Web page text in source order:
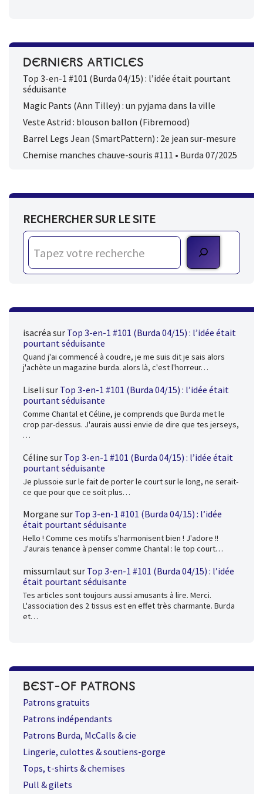
DERNIERS ARTICLES
Top 3-en-1 #101 (Burda 04/15) : l’idée était pourtant
séduisante
Magic Pants (Ann Tilley) : un pyjama dans la ville
Veste Astrid : blouson ballon (Fibremood)
Barrel Legs Jean (SmartPattern) : 2e jean sur-mesure
Chemise manches chauve-souris #111 • Burda 07/2025
RECHERCHER SUR LE SITE
isacréa sur Top 3-en-1 #101 (Burda 04/15) : l’idée était
pourtant séduisante
Quand j'ai commencé à coudre, je me suis dit je sais alors
j'achète un magazine burda. alors là, c'est l'horreur…
Liseli sur Top 3-en-1 #101 (Burda 04/15) : l’idée était
pourtant séduisante
Comme Chantal et Céline, je comprends que Burda met le
crop par-dessus. J'aurais aussi envie de dire que tes jerseys,
…
Céline sur Top 3-en-1 #101 (Burda 04/15) : l’idée était
pourtant séduisante
Je plussoie sur le fait de porter le court sur le long, ne serait-
ce que pour que ce soit plus…
Morgane sur Top 3-en-1 #101 (Burda 04/15) : l’idée
était pourtant séduisante
Hello ! Comme ces motifs s'harmonisent bien ! J'adore !!
J'aurais tenance à penser comme Chantal : le top court…
missumlaut sur Top 3-en-1 #101 (Burda 04/15) : l’idée
était pourtant séduisante
Tes articles sont toujours aussi amusants à lire. Merci.
L'association des 2 tissus est en effet très charmante. Burda
et…
BEST-OF PATRONS
Patrons gratuits
Patrons indépendants
Patrons Burda, McCalls & cie
Lingerie, culottes & soutiens-gorge
Tops, t-shirts & chemises
Pull & gilets